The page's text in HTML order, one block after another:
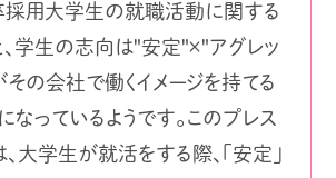
採用大学生の就職活動に関する
、学生の志向は"安定"×"アグレッ
その会社で働くイメージを持てる
なっているようです。このプレス
、大学生が就活をする際、「安定」